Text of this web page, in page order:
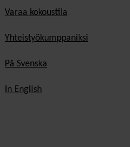
Varaa kokoustila
Yhteistyökumppaniksi
På Svenska
In English